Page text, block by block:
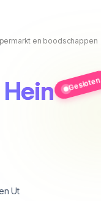
en boodschappen
Gesloten
Ut